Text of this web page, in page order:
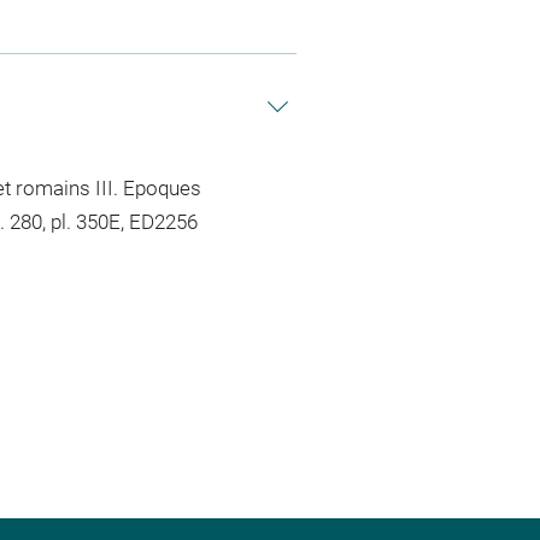
romains III. Epoques
pl. 350E, ED2256